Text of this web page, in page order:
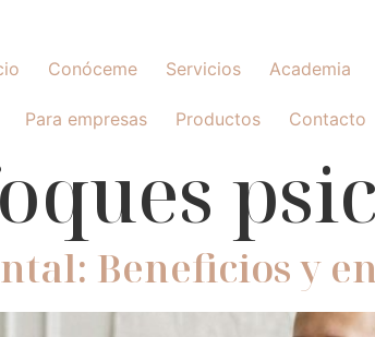
Conóceme Servicios Academia
Para empresas Productos Contacto
Beneficios y